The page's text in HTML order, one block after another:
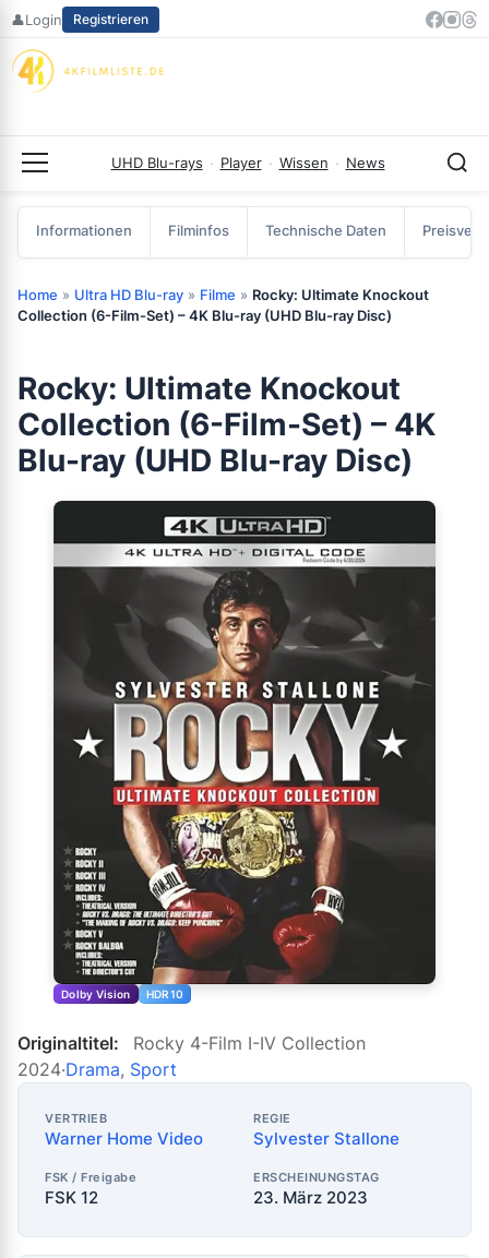
Zum
springen
👤Login Registrieren
UHD Blu-rays · Player · Wissen · News
Informationen Filminfos Technische Daten
Home » Ultra HD Blu-ray » Filme » Rocky: Ultimate Knockout
Collection (6-Film-Set) – 4K Blu-ray (UHD Blu-ray Disc)
Rocky: Ultimate Knockout
Collection (6-Film-Set) – 4K
Blu-ray (UHD Blu-ray Disc)
Dolby Vision HDR10
Originaltitel:
Rocky 4-Film I-IV Collection
2024·Drama, Sport
VERTRIEB
Warner Home Video
REGIE
Sylvester Stallone
FSK / Freigabe
FSK 12
ERSCHEINUNGSTAG
23. März 2023